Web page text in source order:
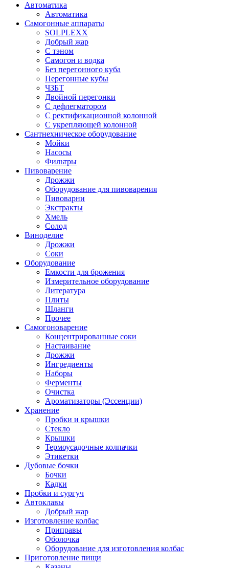
Автоматика
Автоматика
Самогонные аппараты
SOLPLEXX
Добрый жар
С тэном
Самогон и водка
Без перегонного куба
Перегонные кубы
ЧЗБТ
Двойной перегонки
С дефлегматором
С ректификационной колонной
С укрепляющей колонной
Сантнехническое оборудование
Мойки
Насосы
Фильтры
Пивоварение
Дрожжи
Оборудование для пивоварения
Пивоварни
Экстракты
Хмель
Солод
Виноделие
Дрожжи
Соки
Оборудование
Емкости для брожения
Измерительное оборудование
Литература
Плиты
Шланги
Прочее
Самогоноварение
Концентрированные соки
Настаивание
Дрожжи
Ингредиенты
Наборы
Ферменты
Очистка
Ароматизаторы (Эссенции)
Хранение
Пробки и крышки
Стекло
Крышки
Термоусадочные колпачки
Этикетки
Дубовые бочки
Бочки
Кадки
Пробки и сургуч
Автоклавы
Добрый жар
Изготовление колбас
Приправы
Оболочка
Оборудование для изготовления колбас
Приготовление пищи